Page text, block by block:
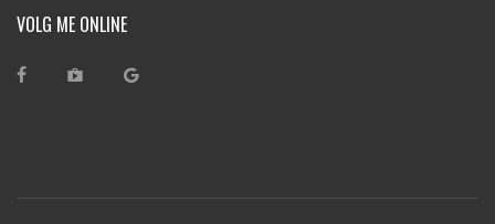
VOLG ME ONLINE